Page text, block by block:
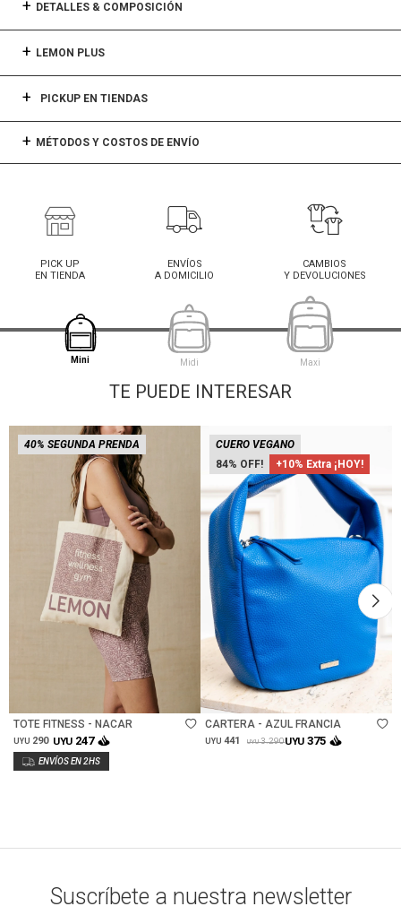
DETALLES & COMPOSICIÓN
LEMON PLUS
PICKUP EN TIENDAS
MÉTODOS Y COSTOS DE ENVÍO
PICK UP
EN TIENDA
ENVÍOS
A DOMICILIO
CAMBIOS
Y DEVOLUCIONES
Mini Midi Maxi
TE PUEDE INTERESAR
40% SEGUNDA PRENDA
TOTE FITNESS - NACAR
UYU 290 UYU 247
84 +10% Extra ¡HOY!
CUERO VEGANO
Talle
CARTERA - AZUL FRANCIA
UYU 441 UYU 3.290UYU 375
Suscríbete a nuestra newsletter